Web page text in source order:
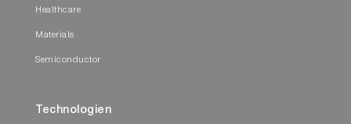
Healthcare
Materials
Semiconductor
Technologien